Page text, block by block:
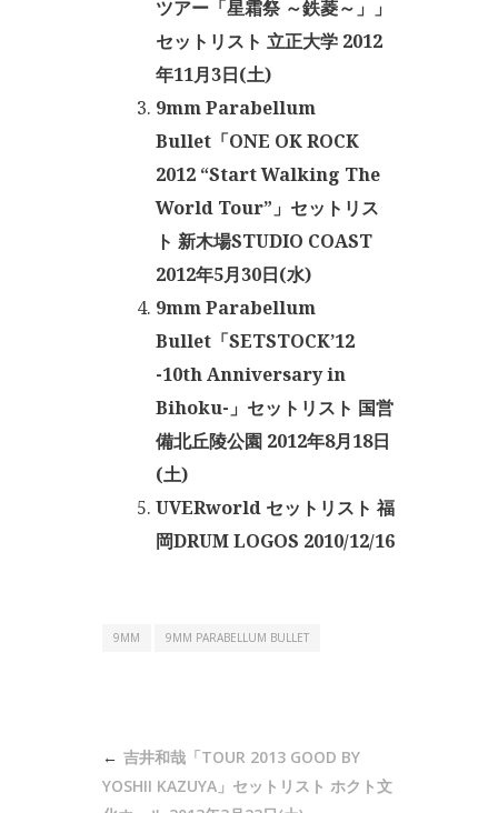
ツアー「星霜祭 ～鉄菱～」」
セットリスト 立正大学 2012
年11月3日(土)
9mm Parabellum
Bullet「ONE OK ROCK
2012 “Start Walking The
World Tour”」セットリス
ト 新木場STUDIO COAST
2012年5月30日(水)
9mm Parabellum
Bullet「SETSTOCK’12
-10th Anniversary in
Bihoku-」セットリスト 国営
備北丘陵公園 2012年8月18日
(土)
UVERworld セットリスト 福
岡DRUM LOGOS 2010/12/16
9MM 9MM PARABELLUM BULLET
吉井和哉「TOUR 2013 GOOD BY
YOSHII KAZUYA」セットリスト ホクト文